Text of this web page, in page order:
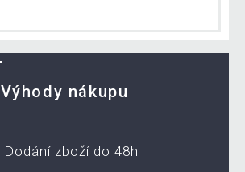
Výhody nákupu
Dodání zboží do 48h